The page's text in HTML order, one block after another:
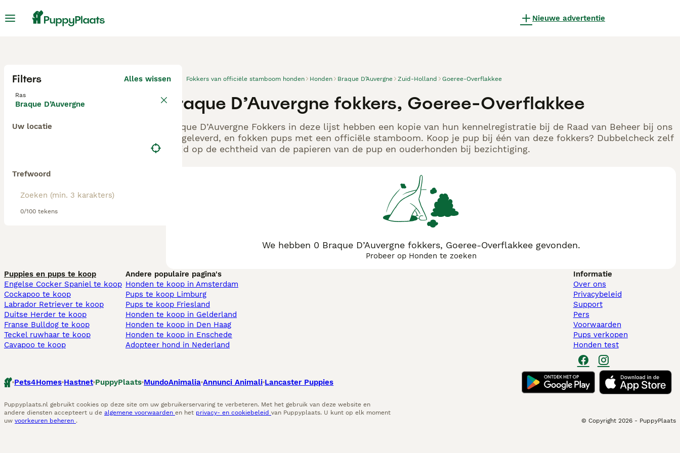
Nieuwe advertentie
Filters Alles wissen
Ras
Braque D’Auvergne
Uw locatie
Trefwoord
0/100 tekens
Fokkers van officiële stamboom honden Honden Braque D’Auvergne Zuid-Holland Goeree-Overflakkee
Braque D’Auvergne fokkers, Goeree-Overflakkee
Braque D’Auvergne Fokkers in deze lijst hebben een kopie van hun kennelregistratie bij de Raad van Beheer bij ons
aangeleverd, en fokken pups met een officiële stamboom. Koop je pup bij één van deze fokkers? Dubbelcheck zelf
altijd op de echtheid van de papieren van de pup en ouderhonden bij bezichtiging.
We hebben 0 Braque D’Auvergne fokkers, Goeree-Overflakkee gevonden.
Probeer op Honden te zoeken
Puppies en pups te koop
Engelse Cocker Spaniel te koop
Cockapoo te koop
Labrador Retriever te koop
Duitse Herder te koop
Franse Bulldog te koop
Teckel ruwhaar te koop
Cavapoo te koop
Andere populaire pagina's
Honden te koop in Amsterdam
Pups te koop Limburg​
Pups te koop Friesland​
Honden te koop in Gelderland
Honden te koop in Den Haag
Honden te koop in Enschede
Adopteer hond in Nederland
Informatie
Over ons
Privacybeleid
Support
Pers
Voorwaarden
Pups verkopen
Honden test
Pets4Homes Hastnet PuppyPlaats MundoAnimalia Annunci Animali Lancaster Puppies
Puppyplaats.nl gebruikt cookies op deze site om uw gebruikerservaring te verbeteren. Met het gebruik van deze website en
andere diensten accepteert u de algemene voorwaarden en het privacy- en cookiebeleid van Puppyplaats. U kunt op elk moment
uw voorkeuren beheren . © Copyright 2026 - PuppyPlaats